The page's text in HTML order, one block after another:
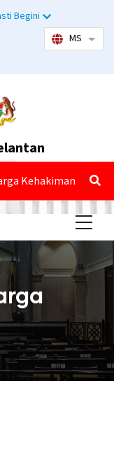
Begini
MS
Kehakiman